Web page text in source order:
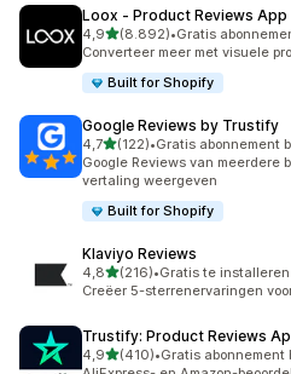
Loox ‑ Product Reviews App
4,9van 5 sterren
(8.892)
8892 recensies in totaal
•Gratis
Converteer meer met visuele
Built for Shopify
Google Reviews by Trustify
4,7van 5 sterren
(122)
122 recensies in totaal
•Gratis abonnement
Google Reviews van meerdere
vertaling weergeven
Built for Shopify
Klaviyo Reviews
4,8van 5 sterren
(216)
216 recensies in totaal
•Gratis te installeren
Creëer 5-sterrenervaringen
Trustify: Product Reviews
4,9van 5 sterren
(410)
410 recensies in totaal
•Gratis abonnement